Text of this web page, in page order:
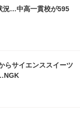
況…中高一貫校が595
らサイエンススイーツ